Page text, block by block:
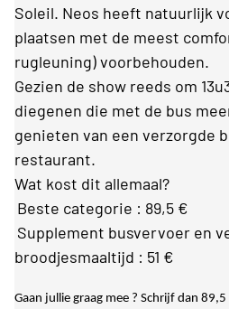
Soleil. Neos heeft natuurlijk
plaatsen met de meest
rugleuning) voorbehouden.
Gezien de show reeds om
diegenen die met de bus
genieten van een verzorgde
restaurant.
Wat kost dit allemaal?
Beste categorie : 89,5 €
Supplement busvervoer en
broodjesmaaltijd : 51 €
Gaan jullie graag mee ? Schrijf dan